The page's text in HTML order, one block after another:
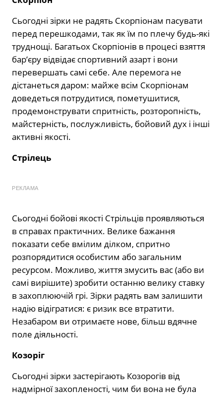
Сьогодні зірки не радять Скорпіонам пасувати
перед перешкодами, так як їм по плечу будь-які
труднощі. Багатьох Скорпіонів в процесі взяття
бар’єру відвідає спортивний азарт і вони
перевершать самі себе. Але перемога не
дістанеться даром: майже всім Скорпіонам
доведеться потрудитися, пометушитися,
продемонструвати спритність, розторопність,
майстерність, послужливість, бойовий дух і інші
активні якості.
Стрілець
РЕКЛАМА
Сьогодні бойові якості Стрільців проявляються
в справах практичних. Велике бажання
показати себе вмілим ділком, спритно
розпорядитися особистим або загальним
ресурсом. Можливо, життя змусить вас (або ви
самі вирішите) зробити останню велику ставку
в захоплюючій грі. Зірки радять вам залишити
надію відігратися: є ризик все втратити.
Незабаром ви отримаєте нове, більш вдячне
поле діяльності.
Козоріг
Сьогодні зірки застерігають Козорогів від
надмірної захопленості, чим би вона не була